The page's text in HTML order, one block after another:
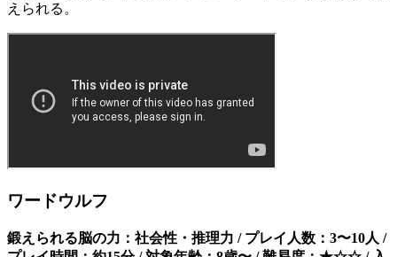
えられる。
ワードウルフ
鍛えられる脳の力：社会性・推理力 / プレイ人数：3〜10人 /